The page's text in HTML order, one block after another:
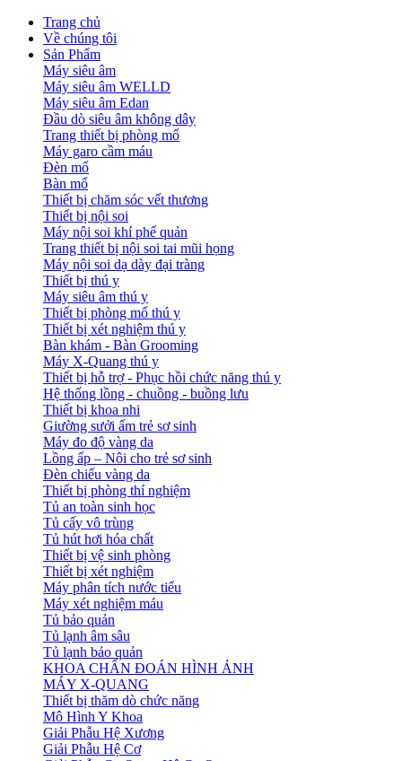
Trang chủ
Về chúng tôi
Sản Phẩm
Máy siêu âm
Máy siêu âm WELLD
Máy siêu âm Edan
Đầu dò siêu âm không dây
Trang thiết bị phòng mổ
Máy garo cầm máu
Đèn mổ
Bàn mổ
Thiết bị chăm sóc vết thương
Thiết bị nội soi
Máy nội soi khí phế quản
Trang thiết bị nội soi tai mũi họng
Máy nội soi dạ dày đại tràng
Thiết bị thú y
Máy siêu âm thú y
Thiết bị phòng mổ thú y
Thiết bị xét nghiệm thú y
Bàn khám - Bàn Grooming
Máy X-Quang thú y
Thiết bị hỗ trợ - Phục hồi chức năng thú y
Hệ thống lồng - chuồng - buồng lưu
Thiết bị khoa nhi
Giường sưởi ấm trẻ sơ sinh
Máy đo độ vàng da
Lồng ấp – Nôi cho trẻ sơ sinh
Đèn chiếu vàng da
Thiết bị phòng thí nghiệm
Tủ an toàn sinh học
Tủ cấy vô trùng
Tủ hút hơi hóa chất
Thiết bị vệ sinh phòng
Thiết bị xét nghiệm
Máy phân tích nước tiểu
Máy xét nghiệm máu
Tủ bảo quản
Tủ lạnh âm sâu
Tủ lạnh bảo quản
KHOA CHẨN ĐOÁN HÌNH ẢNH
MÁY X-QUANG
Thiết bị thăm dò chức năng
Mô Hình Y Khoa
Giải Phẫu Hệ Xương
Giải Phẫu Hệ Cơ